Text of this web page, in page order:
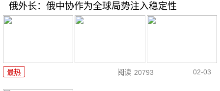
俄外长：俄中协作为全球局势注入稳定性
最热 阅读 20793 02-03